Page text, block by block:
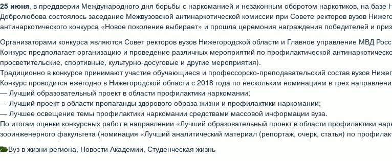
25 июня, в преддверии Международного дня борьбы с наркоманией и незаконным оборотом наркотиков, на базе
Добролюбова состоялось заседание Межвузовской антинаркотической комиссии при Совете ректоров вузов
антинаркотического конкурса «Новое поколение выбирает» и прошла церемония награждения победителей и
Организаторами конкурса являются Совет ректоров вузов Нижегородской области и Главное управление МВД
Конкурс предполагает организацию и проведение различных мероприятий по профилактической
просветительские, спортивные, культурно-досуговые и другие мероприятия).
Традиционно в конкурсе принимают участие обучающиеся и профессорско-преподавательский состав вузов
Конкурс проводится ежегодно в Нижегородской области с 2018 года по нескольким номинациям в трех
— Лучший образовательный проект в области профилактики наркомании;
— Лучший проект в области пропаганды здорового образа жизни и профилактики наркомании;
— Лучшее освещение темы профилактики наркомании средствами массовой информации вуза.
По итогам оценки конкурсных работ в направлении «Лучший образовательный проект в области профилактики
зооинженерного факультета (номинация «Лучший аналитический материал (репортаж, очерк, статья) по
Вуз в жизни региона, Новости Академии, Студенческая жизнь